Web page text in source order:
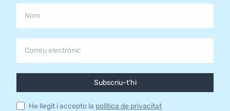
Subscriu-t'hi
He llegit i accepto la política de privacitat